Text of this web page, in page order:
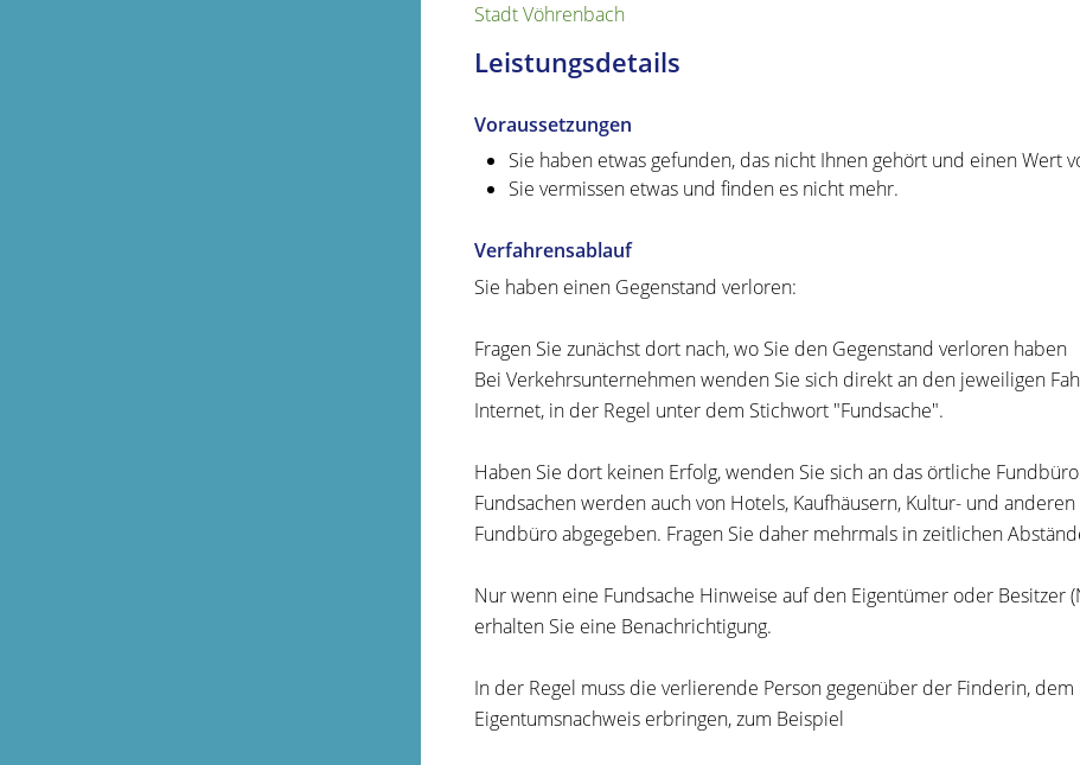
Stadt Vöhrenbach
Leistungsdetails
Voraussetzungen
Sie haben etwas gefunden, das nicht Ihnen gehört und einen Wert
Sie vermissen etwas und finden es nicht mehr.
Verfahrensablauf
Sie haben einen Gegenstand verloren:
Fragen Sie zunächst dort nach, wo Sie den Gegenstand verloren haben
Bei Verkehrsunternehmen wenden Sie sich direkt an den jeweiligen
Internet, in der Regel unter dem Stichwort "Fundsache".
Haben Sie dort keinen Erfolg, wenden Sie sich an das örtliche
Fundsachen werden auch von Hotels, Kaufhäusern, Kultur- und
Fundbüro abgegeben. Fragen Sie daher mehrmals in zeitlichen
Nur wenn eine Fundsache Hinweise auf den Eigentümer oder Besitzer
erhalten Sie eine Benachrichtigung.
In der Regel muss die verlierende Person gegenüber der Finderin,
Eigentumsnachweis erbringen, zum Beispiel